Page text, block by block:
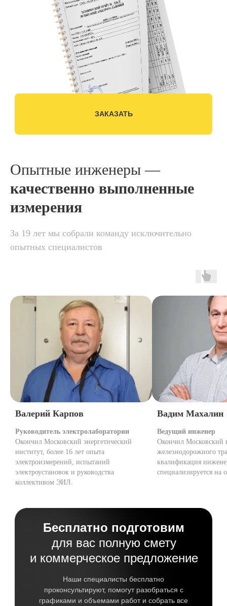
ЗАКАЗАТЬ
Опытные инженеры —
качественно выполненные
измерения
За 19 лет мы собрали команду исключительно
опытных специалистов
Валерий Карпов
Руководитель электролаборатории
Окончил Московский энергетический
институт, более 16 лет опыта
электроизмерений, испытаний
электроустановок и руководства
коллективом ЭИЛ.
Вадим Махалин
Ведущий инженер
Окончил Московский
железнодорожного
квалификация
специализируется на
Бесплатно подготовим
для вас полную смету
и коммерческое предложение
Наши специалисты бесплатно
проконсультируют, помогут разобраться с
графиками и объемами работ и собрать все